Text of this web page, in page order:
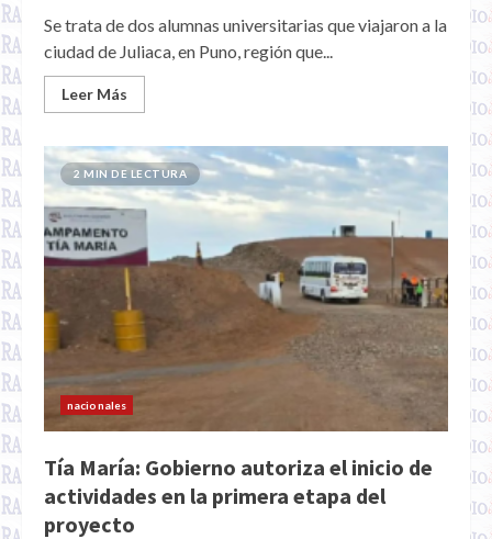
Se trata de dos alumnas universitarias que viajaron a la
ciudad de Juliaca, en Puno, región que...
Leer Más
2 MIN DE LECTURA
nacionales
Tía María: Gobierno autoriza el inicio de
actividades en la primera etapa del
proyecto